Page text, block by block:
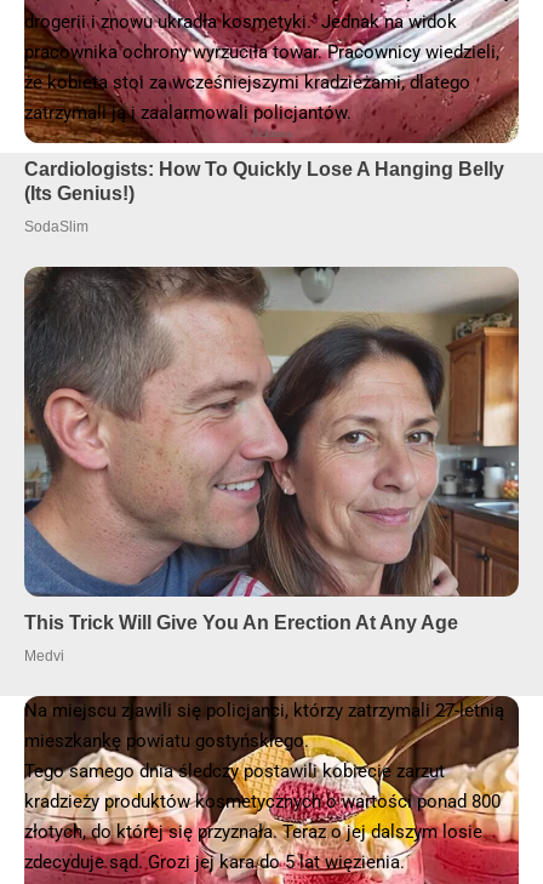
drogerii i znowu ukradła kosmetyki. Jednak na widok
pracownika ochrony wyrzuciła towar. Pracownicy wiedzieli,
że kobieta stoi za wcześniejszymi kradzieżami, dlatego
zatrzymali ją i zaalarmowali policjantów.
- Reklama -
Na miejscu zjawili się policjanci, którzy zatrzymali 27-letnią
mieszkankę powiatu gostyńskiego.
Tego samego dnia śledczy postawili kobiecie zarzut
kradzieży produktów kosmetycznych o wartości ponad 800
złotych, do której się przyznała. Teraz o jej dalszym losie
zdecyduje sąd. Grozi jej kara do 5 lat więzienia.